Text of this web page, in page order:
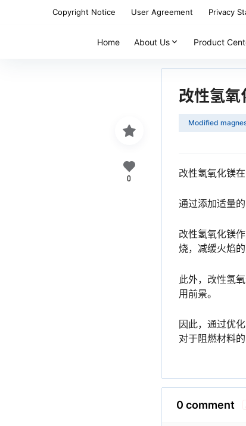
Copyright Notice User Agreement Privacy
Home About Us Product
改性氢氧
Modified
改性氢氧化镁
通过添加适量
改性氢氧化镁
烧，减缓火焰
此外，改性氢
用前景。
因此，通过优
对于阻燃材料
0
0 comment